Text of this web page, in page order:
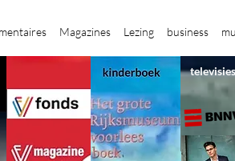
Magazines Lezing business